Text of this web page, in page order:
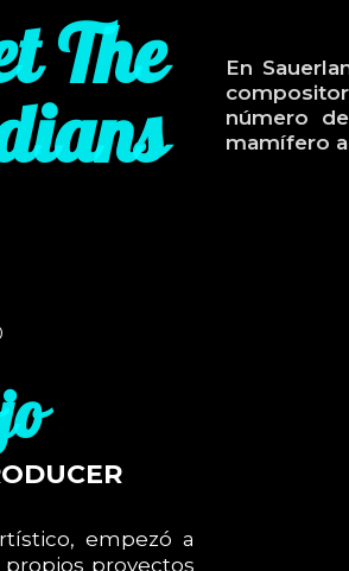
The
En
número
mamífero
empezó a
proyectos